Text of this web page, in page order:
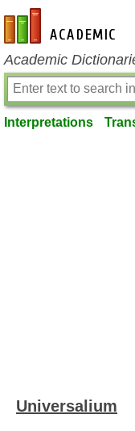
en-academic.com
Academic
Interpretations
Universalium